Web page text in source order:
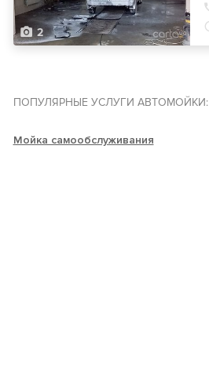
2
ПОПУЛЯРНЫЕ УСЛУГИ АВТОМОЙКИ:
Мойка самообслуживания